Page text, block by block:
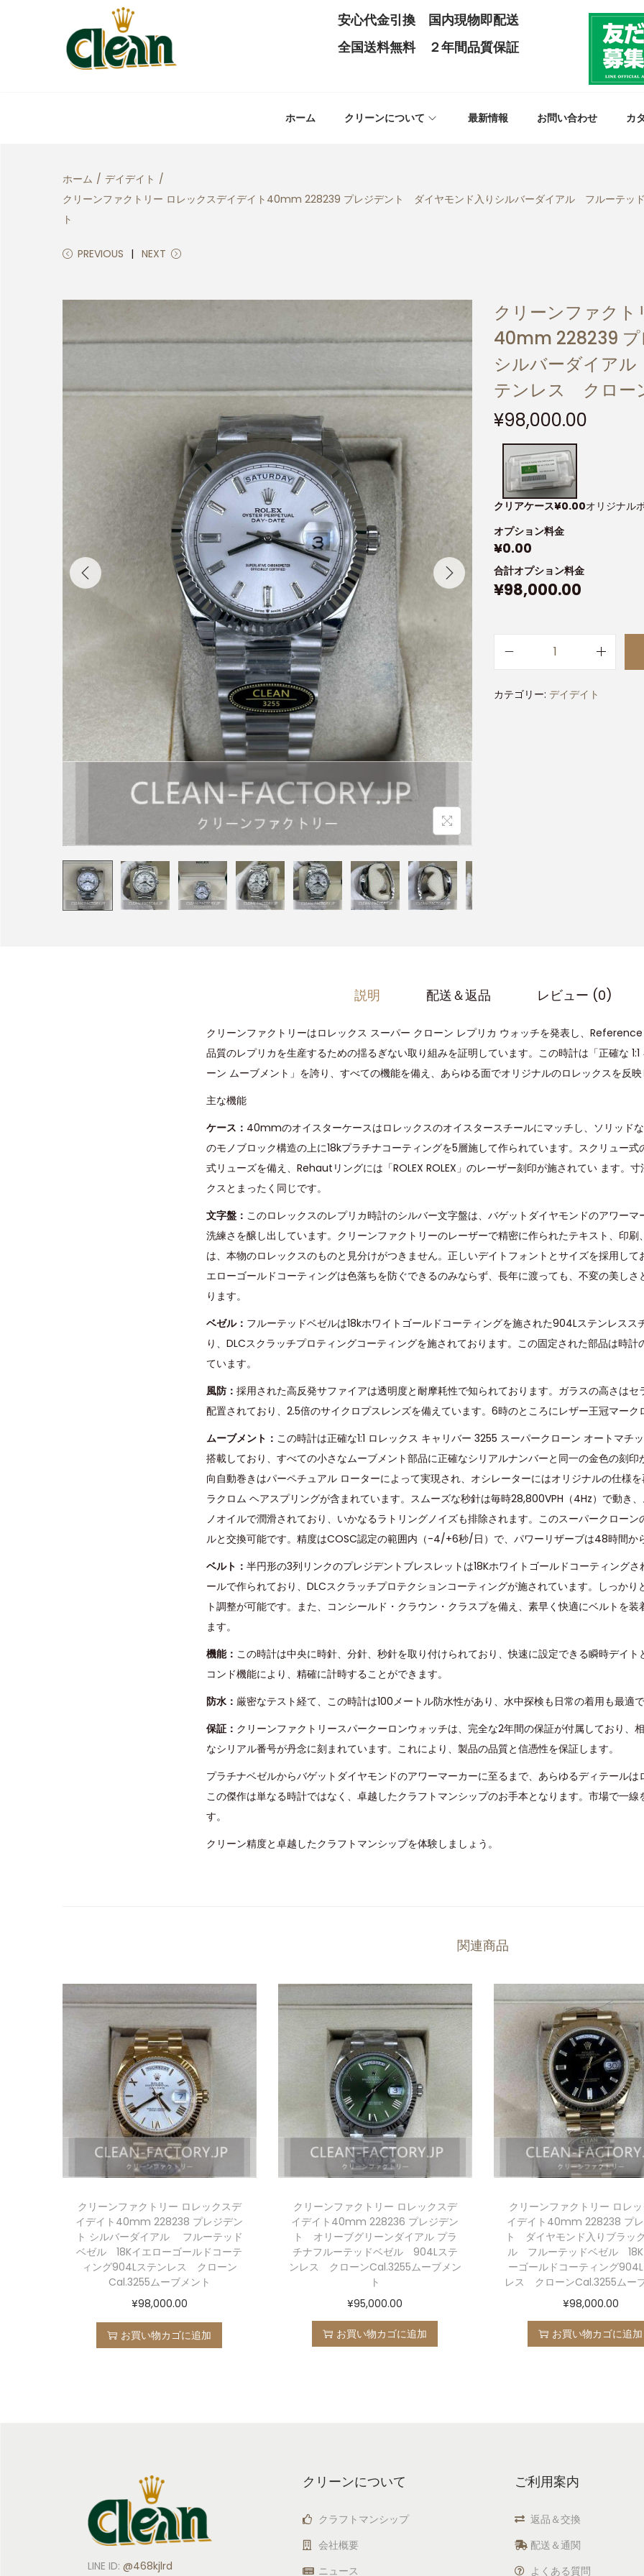
安心代金引換 国内現物即配送
全国送料無料 ２年間品質保証
ホーム クリーンについて 最新情報 お問い合わせ カ
ホーム / デイデイト /
クリーンファクトリー ロレックスデイデイト40mm 228239 プレジデント ダイヤモンド入りシルバーダイアル フルーテ
ト
PREVIOUS NEXT
クリーンファクト
40mm 228239
シルバーダイア
テンレス クロー
¥98,000.00
クリアケース¥0.00オリジナル
オプション料金
¥0.00
合計オプション料金
¥98,000.00
カテゴリー: デイデイト
説明 配送＆返品 レビュー (0)
クリーンファクトリーはロレックス スーパー クローン レプリカ ウォッチを発表し、
品質のレプリカを生産するための揺るぎない取り組みを証明しています。この時計は「正確な
ーン ムーブメント」を誇り、すべての機能を備え、あらゆる面でオリジナルのロレックスを反映
主な機能
ケース： 40mmのオイスターケースはロレックスのオイスタースチールにマッチし、ソリッド
のモノブロック構造の上に18kプラチナコーティングを5層施して作られています。スクリュー式
式リューズを備え、Rehautリングには「ROLEX ROLEX」のレーザー刻印が施されてい ます。
クスとまったく同じです。
文字盤： このロレックスのレプリカ時計のシルバー文字盤は、バゲットダイヤモンドのアワーマ
洗練さを醸し出しています。クリーンファクトリーのレーザーで精密に作られたテキスト、印刷
は、本物のロレックスのものと見分けがつきません。正しいデイトフォントとサイズを採用して
エローゴールドコーティングは色落ちを防ぐできるのみならず、長年に渡っても、不変の美しさ
ります。
ベゼル： フルーテッドベゼルは18kホワイトゴールドコーティングを施された904Lステンレスス
り、DLCスクラッチプロティングコーティングを施されております。この固定された部品は時計
ています。
風防： 採用された高反発サファイアは透明度と耐摩耗性で知られております。ガラスの高さはセ
配置されており、2.5倍のサイクロプスレンズを備えています。6時のところにレザー王冠マーク
ムーブメント： この時計は正確な1:1 ロレックス キャリバー 3255 スーパークローン オートマチ
搭載しており、すべての小さなムーブメント部品に正確なシリアルナンバーと同一の金色の刻
向自動巻きはパーペチュアル ローターによって実現され、オシレーターにはオリジナルの仕様
ラクロム ヘアスプリングが含まれています。スムーズな秒針は毎時28,800VPH（4Hz）で動き
ノオイルで潤滑されており、いかなるラトリングノイズも排除されます。このスーパークローン
ルと交換可能です。精度はCOSC認定の範囲内（-4/+6秒/日）で、パワーリザーブは48時間か
ベルト： 半円形の3列リンクのプレジデントブレスレットは18Kホワイトゴールドコーティング
ールで作られており、DLCスクラッチプロテクションコーティングが施されています。しっかり
ト調整が可能です。また、コンシールド・クラウン・クラスプを備え、素早く快適にベルトを
ます。
機能： この時計は中央に時針、分針、秒針を取り付けられており、快速に設定できる瞬時デイト
コンド機能により、精確に計時することができます。
防水： 厳密なテスト経て、この時計は100メートル防水性があり、水中探検も日常の着用も最適で
保証： クリーンファクトリースパークーロンウォッチは、完全な2年間の保証が付属しており、
なシリアル番号が丹念に刻まれています。これにより、製品の品質と信憑性を保証します。
プラチナベゼルからバゲットダイヤモンドのアワーマーカーに至るまで、あらゆるディテールは
この傑作は単なる時計ではなく、卓越したクラフトマンシップのお手本となります。市場で一線
す。
クリーン精度と卓越したクラフトマンシップを体験しましょう。
関連商品
クリーンファクトリー ロレックスデ
イデイト40mm 228238 プレジデン
ト シルバーダイアル フルーテッド
ベゼル 18Kイエローゴールドコーテ
ィング904Lステンレス クローン
Cal.3255ムーブメント
¥98,000.00
お買い物カゴに追加
クリーンファクトリー ロレックスデ
イデイト40mm 228236 プレジデン
ト オリーブグリーンダイアル プラ
チナフルーテッドベゼル 904Lステ
ンレス クローンCal.3255ムーブメン
ト
¥95,000.00
お買い物カゴに追加
クリーンファクトリー ロレ
イデイト40mm 228238 プ
ト ダイヤモンド入りブラッ
ル フルーテッドベゼル 18K
ーゴールドコーティング
レス クローンCal.3255ムー
¥98,000.00
お買い物カゴに追加
LINE ID: @468kjlrd
クリーンについて
クラフトマンシップ
会社概要
ニュース
ご利用案内
返品＆交換
配送＆通関
よくある質問